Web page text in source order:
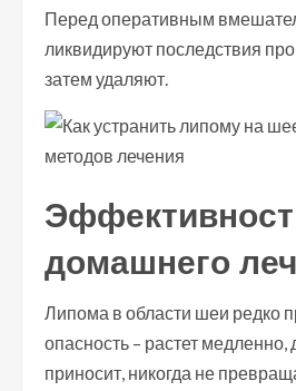
Перед оперативным
ликвидируют последствия
затем удаляют.
домашнего
Липома в области шеи редко
опасность – растет
приносит, никогда не